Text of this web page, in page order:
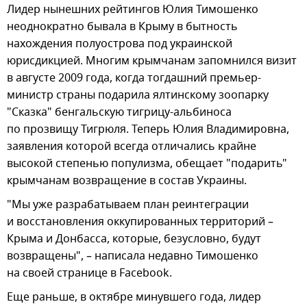
Лидер нынешних рейтингов Юлия Тимошенко
неоднократно бывала в Крыму в бытность
нахождения полуострова под украинской
юрисдикцией. Многим крымчанам запомнился визит
в августе 2009 года, когда тогдашний премьер-
министр страны подарила ялтинскому зоопарку
"Сказка" бенгальскую тигрицу-альбиноса
по прозвищу Тигрюля. Теперь Юлия Владимировна,
заявления которой всегда отличались крайне
высокой степенью популизма, обещает "подарить"
крымчанам возвращение в состав Украины.
"Мы уже разрабатываем план реинтеграции
и восстановления оккупированных территорий –
Крыма и Донбасса, которые, безусловно, будут
возвращены", – написала недавно Тимошенко
на своей странице в Facebook.
Еще раньше, в октябре минувшего года, лидер